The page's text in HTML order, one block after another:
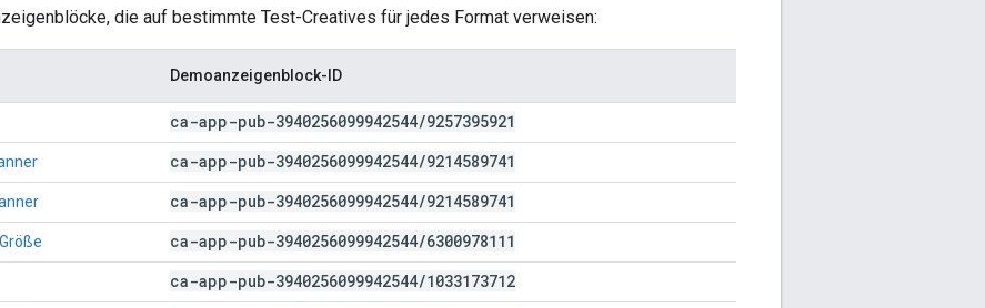
die auf bestimmte Test-Creatives für jedes Format verweisen:
Demoanzeigenblock-ID
ca-app-pub-3940256099942544/9257395921
ca-app-pub-3940256099942544/9214589741
ca-app-pub-3940256099942544/9214589741
ca-app-pub-3940256099942544/6300978111
ca-app-pub-3940256099942544/1033173712